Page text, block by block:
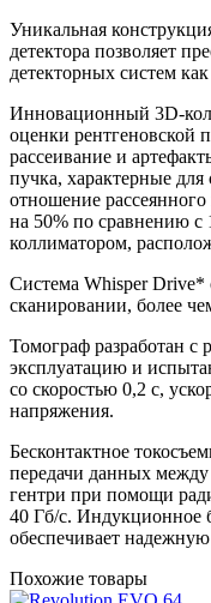
Уникальная
детектора позволяет
детекторных систем
Инновационный 3D-
оценки рентгеновской
рассеивание и
пучка, характерные
отношение
на 50% по сравнению с
коллиматором,
Система Whisper
сканировании, более
Томограф разработан с
эксплуатацию и
со скоростью 0,2 с,
напряжения.
Бесконтактное
передачи данных
гентри при помощи
40 Гб/с. Индукционное
обеспечивает
Похожие товары